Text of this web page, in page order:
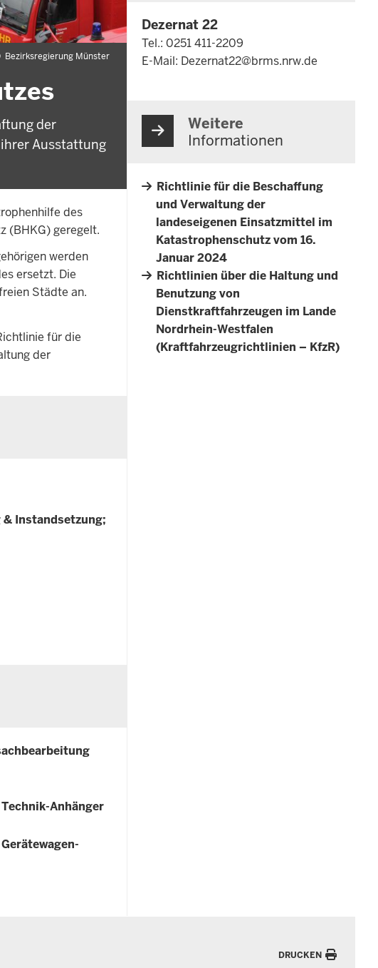
Bezirksregierung Münster
der
Ausstattung
des
(BHKG) geregelt.
werden
ersetzt. Die
Städte an.
für die
der
Instandsetzung;
Anhänger
Dezernat 22
Tel.: 0251 411-2209
E-Mail: Dezernat22@brms.nrw.de
Weitere
Informationen
Richtlinie für die Beschaffung
und Verwaltung der
landeseigenen Einsatzmittel im
Katastrophenschutz vom 16.
Januar 2024
Richtlinien über die Haltung und
Benutzung von
Dienstkraftfahrzeugen im Lande
Nordrhein-Westfalen
(Kraftfahrzeugrichtlinien – KfzR)
DRUCKEN